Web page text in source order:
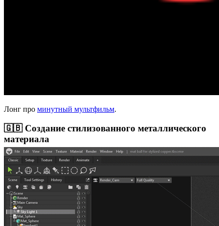
Лонг про минутный мультфильм.
🇬🇧 Создание стилизованного металлического
материала